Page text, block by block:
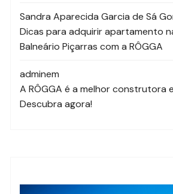
Sandra Aparecida Garcia de Sá
Dicas para adquirir apartamento
Balneário Piçarras com a RÔGGA
adminem
A RÔGGA é a melhor construtora
Descubra agora!